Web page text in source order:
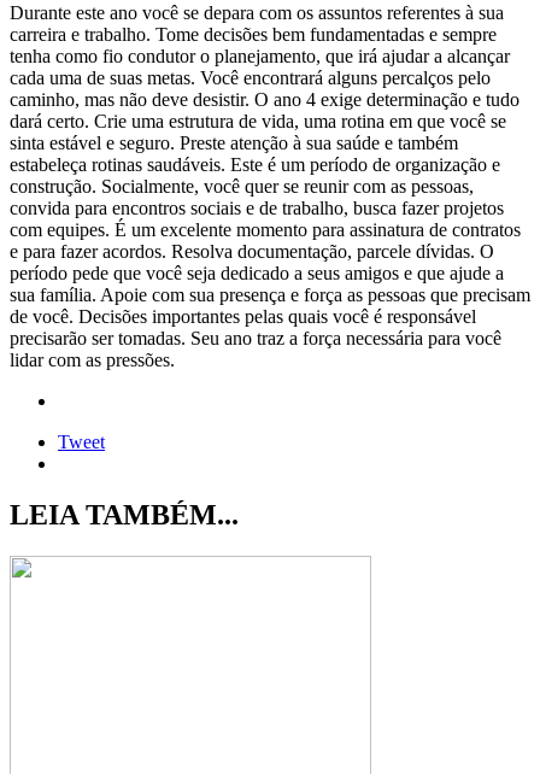
Durante este ano você se depara com os assuntos referentes à sua
carreira e trabalho. Tome decisões bem fundamentadas e sempre
tenha como fio condutor o planejamento, que irá ajudar a alcançar
cada uma de suas metas. Você encontrará alguns percalços pelo
caminho, mas não deve desistir. O ano 4 exige determinação e tudo
dará certo. Crie uma estrutura de vida, uma rotina em que você se
sinta estável e seguro. Preste atenção à sua saúde e também
estabeleça rotinas saudáveis. Este é um período de organização e
construção. Socialmente, você quer se reunir com as pessoas,
convida para encontros sociais e de trabalho, busca fazer projetos
com equipes. É um excelente momento para assinatura de contratos
e para fazer acordos. Resolva documentação, parcele dívidas. O
período pede que você seja dedicado a seus amigos e que ajude a
sua família. Apoie com sua presença e força as pessoas que precisam
de você. Decisões importantes pelas quais você é responsável
precisarão ser tomadas. Seu ano traz a força necessária para você
lidar com as pressões.
Tweet
LEIA TAMBÉM...